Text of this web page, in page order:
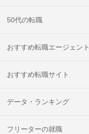
50代の転職
おすすめ転職エージェント
おすすめ転職サイト
データ・ランキング
フリーターの就職